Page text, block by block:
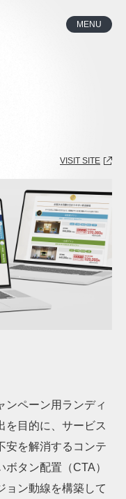
MENU
VISIT SITE
ンペーン用ランディ
を目的に、サービス
安を解消するコンテ
タン配置（CTA）
ョン動線を構築して